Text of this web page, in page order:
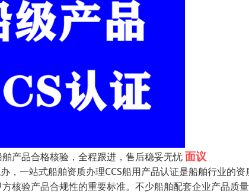
产品合格核验，全程跟进，售后稳妥无忧面议
，一站式船舶资质办理CCS船用产品认证是船舶行业的
核验产品合规性的重要标准。不少船舶配套企业产品质